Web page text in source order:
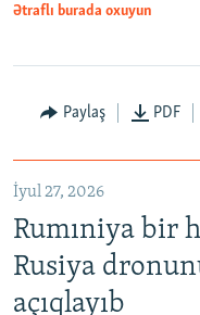
Ətraflı burada oxuyun
Paylaş PDF
İyul 27, 2026
Rumıniya bir
Rusiya
açıqlayıb